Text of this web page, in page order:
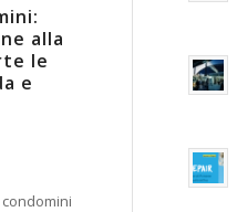
alla
le
e